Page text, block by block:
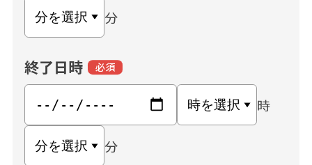
分
終了日時 必須
時
分